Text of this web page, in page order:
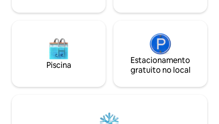
podemos ter gatos na cabana. Endereço
Piscina
Estacionamento
gratuito no local